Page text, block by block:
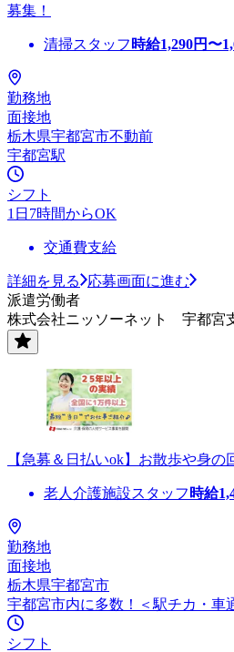
募集！
清掃スタッフ 時給1,290円〜
勤務地
面接地
栃木県宇都宮市不動前
宇都宮駅
シフト
1日7時間からOK
交通費支給
詳細を見る
応募画面に進む
派遣労働者
株式会社ニッソーネット 宇都宮
【急募＆日払いok】お散歩や身の
老人介護施設スタッフ 時給
勤務地
面接地
栃木県宇都宮市
宇都宮市内に多数！＜駅チカ・車
シフト